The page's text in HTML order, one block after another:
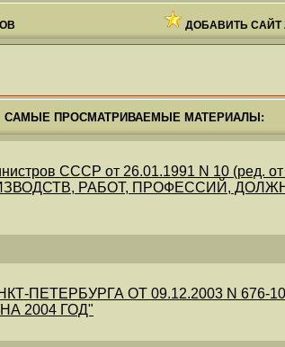
ДОБАВИТЬ САЙТ
САМЫЕ ПРОСМАТРИВАЕМЫЕ МАТЕРИАЛЫ:
СССР от 26.01.1991 N 10 (ред.
РАБОТ, ПРОФЕССИЙ,
ОТ 09.12.2003 N 676-101
2004 ГОД"